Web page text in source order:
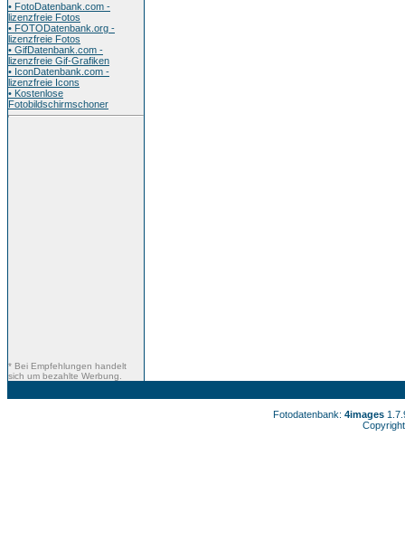
• FotoDatenbank.com -
lizenzfreie Fotos
• FOTODatenbank.org -
lizenzfreie Fotos
• GifDatenbank.com -
lizenzfreie Gif-Grafiken
• IconDatenbank.com -
lizenzfreie Icons
• Kostenlose
Fotobildschirmschoner
* Bei Empfehlungen handelt
sich um bezahlte Werbung.
Fotodatenbank: 4images